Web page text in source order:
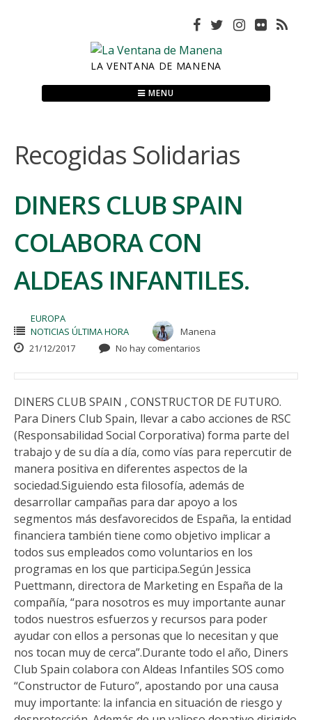
LA VENTANA DE MANENA
MENU
Recogidas Solidarias
DINERS CLUB SPAIN
COLABORA CON
ALDEAS INFANTILES.
EUROPA
NOTICIAS ÚLTIMA HORA
Manena
21/12/2017
No hay comentarios
DINERS CLUB SPAIN , CONSTRUCTOR DE FUTURO.
Para Diners Club Spain, llevar a cabo acciones de RSC
(Responsabilidad Social Corporativa) forma parte del
trabajo y de su día a día, como vías para repercutir de
manera positiva en diferentes aspectos de la
sociedad.Siguiendo esta filosofía, además de
desarrollar campañas para dar apoyo a los
segmentos más desfavorecidos de España, la entidad
financiera también tiene como objetivo implicar a
todos sus empleados como voluntarios en los
programas en los que participa.Según Jessica
Puettmann, directora de Marketing en España de la
compañía, “para nosotros es muy importante aunar
todos nuestros esfuerzos y recursos para poder
ayudar con ellos a personas que lo necesitan y que
nos tocan muy de cerca”.Durante todo el año, Diners
Club Spain colabora con Aldeas Infantiles SOS como
“Constructor de Futuro”, apostando por una causa
muy importante: la infancia en situación de riesgo y